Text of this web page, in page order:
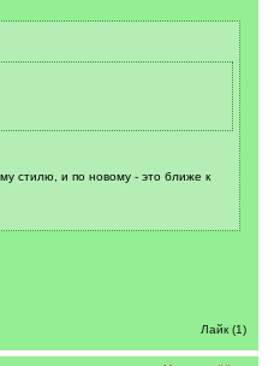
стилю, и по новому - это ближе к
Лайк (1)